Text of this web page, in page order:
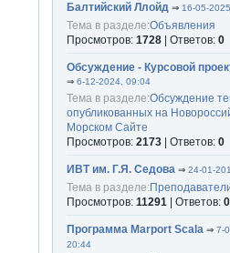
Балтийский Ллойд ⇒16-05-
Тема в разделе:Объявления
Просмотров:1728 | Ответов:0
Обсуждение - Курсовой
⇒6-12-2024, 09:04
Тема в разделе:Обсуждение
опубликованных на
Морском Сайте
Просмотров:2173 | Ответов:0
ИВТ им. Г.Я. Седова ⇒24-01-
Тема в разделе:
Просмотров:11291 | Ответов:0
Программа Marport Scala ⇒7-
20:44